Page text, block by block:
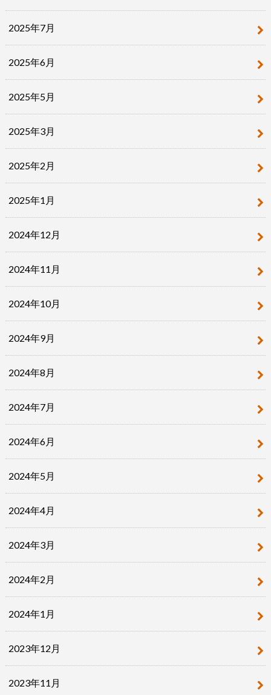
2025年7月
2025年6月
2025年5月
2025年3月
2025年2月
2025年1月
2024年12月
2024年11月
2024年10月
2024年9月
2024年8月
2024年7月
2024年6月
2024年5月
2024年4月
2024年3月
2024年2月
2024年1月
2023年12月
2023年11月